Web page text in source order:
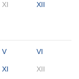
XI XII
V VI
XI XII